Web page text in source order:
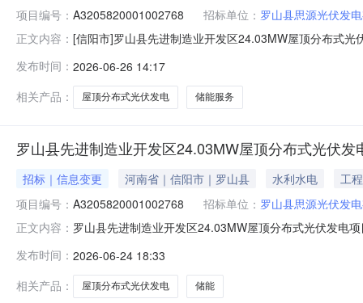
项目编号： A3205820001002768 招标单位： 罗山县思源光伏发
正文内容： [信阳市]罗山县先进制造业开发区24.03MW屋顶分布式
公示如下：一、项目概况1.项目名称：罗山县先进制造
发布时间： 2026-06-26 14:17
相关产品：
屋顶分布式光伏发电 储能服务
罗山县先进制造业开发区24.03MW屋顶分布式光伏
招标｜信息变更 河南省｜信阳市｜罗山县 水利水电
工程
项目编号： A3205820001002768 招标单位： 罗山县思源光伏发
正文内容： 罗山县先进制造业开发区24.03MW屋顶分布式光伏发电
发布时间： 2026-06-24 18:33
相关产品：
屋顶分布式光伏发电 储能